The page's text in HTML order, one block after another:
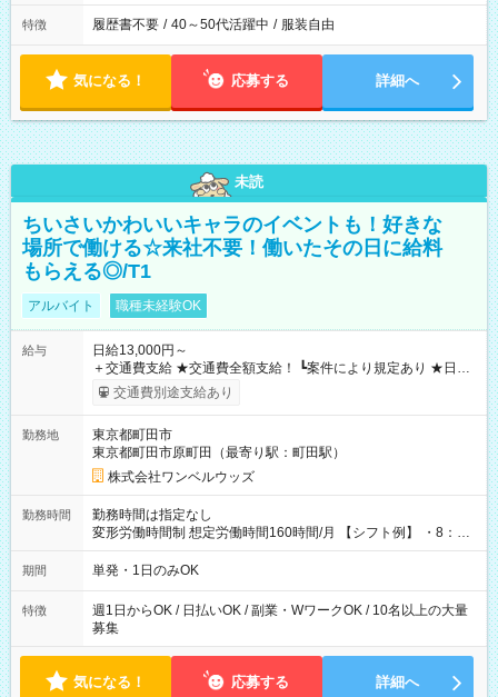
特徴 履歴書不要 / 40～50代活躍中 / 服装自由
気になる！ 応募する 詳細へ
未読
ちいさいかわいいキャラのイベントも！好きな
場所で働ける☆来社不要！働いたその日に給料
もらえる◎/T1
アルバイト 職種未経験OK
給与
日給13,000円～
＋交通費支給 ★交通費全額支給！ ┗案件により規定あり ★日払
いOK！（規定あり） ┗働いたその日に現金GET♪ お仕事後はコ
ンビニATMから 日払い分を引き落とせます！ 【試用期間】試
交通費別途支給あり
勤務地
東京都町田市
東京都町田市原町田（最寄り駅：町田駅）
株式会社ワンベルウッズ
勤務時間
勤務時間は指定なし
変形労働時間制 想定労働時間160時間/月 【シフト例】 ・8：00
～21：00
期間 単発・1日のみOK
特徴
週1日からOK / 日払いOK / 副業・WワークOK / 10名以上の大量
募集
気になる！ 応募する 詳細へ